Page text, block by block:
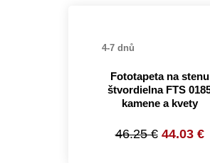
4-7 dnů
Fototapeta na stenu
štvordielna FTS
kamene a kvety
46.25 € 44.03 €